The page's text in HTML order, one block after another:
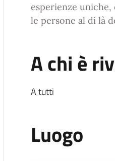
esperienze uniche,
le persone al di là
A chi è
A tutti
Luogo